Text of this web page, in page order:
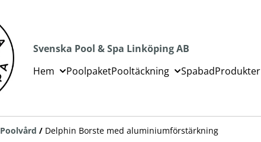
Svenska Pool & Spa Linköping AB
Hem
PoolpaketPooltäckning SpabadProdukter
Poolvård / Delphin Borste med aluminiumförstärkning